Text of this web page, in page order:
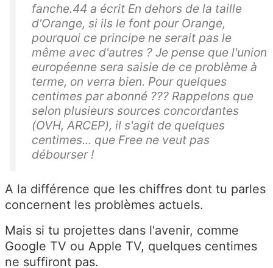
fanche.44 a écrit En dehors de la taille
d'Orange, si ils le font pour Orange,
pourquoi ce principe ne serait pas le
même avec d'autres ? Je pense que l'union
européenne sera saisie de ce problème à
terme, on verra bien. Pour quelques
centimes par abonné ??? Rappelons que
selon plusieurs sources concordantes
(OVH, ARCEP), il s'agit de quelques
centimes... que Free ne veut pas
débourser !
A la différence que les chiffres dont tu parles
concernent les problèmes actuels.
Mais si tu projettes dans l'avenir, comme
Google TV ou Apple TV, quelques centimes
ne suffiront pas.